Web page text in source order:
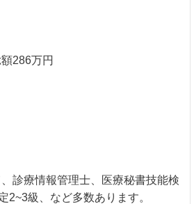
286万円
診療情報管理士、医療秘書技能検
2~3級、など多数あります。